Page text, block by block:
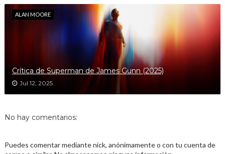
ALAN MOORE
Crítica de Superman de James Gunn (2025)
Jul 12, 2025
No hay comentarios:
Puedes comentar mediante nick, anónimamente o con tu cuenta de